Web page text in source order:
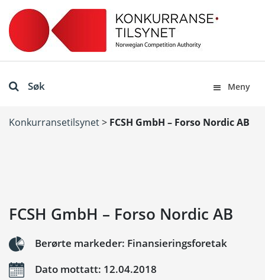
Søk Meny
Konkurransetilsynet> FCSH GmbH – Forso Nordic AB
FCSH GmbH – Forso Nordic AB
Berørte markeder: Finansieringsforetak
Dato mottatt: 12.04.2018